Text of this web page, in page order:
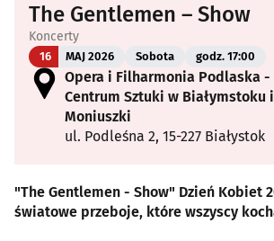
The Gentlemen – Show
Koncerty
16 MAJ 2026 Sobota godz. 17:00
Opera i Filharmonia Podlaska
Centrum Sztuki w Białymstoku
Moniuszki
ul. Podleśna 2, 15-227 Białystok
"The Gentlemen - Show" Dzień Kobiet
światowe przeboje, które wszyscy